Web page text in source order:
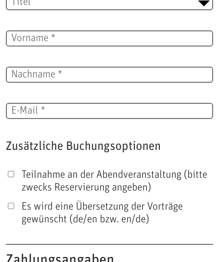
Vorname *
Nachname *
E-Mail *
Zusätzliche Buchungsoptionen
Teilnahme an der Abendveranstaltung (bitte
zwecks Reservierung angeben)
Es wird eine Übersetzung der Vorträge
gewünscht (de/en bzw. en/de)